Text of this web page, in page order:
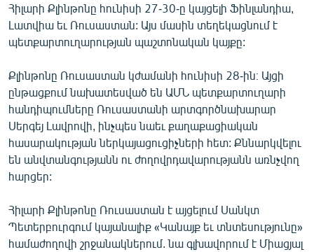
ԿՈՐՈՆԱՎԻՐՈՒՍ
ԱՐԽԻՎ
ԲԱՆԱՎԵՃ
ՁԳՏԵԼՈՎ ԼԱՎԱԳՈՒՅՆԻՆ
ՓՈԴՔԱՍԹ
Հայերեն
Русский
Հիլարի Քլինթոնը հունիսի 27-30-ը կայցելի Ֆինլանդիա,
Լատվիա եւ Ռուսաստան: Այս մասին տեղեկացնում է
պետքարտուղարության պաշտոնական կայքը:
Քլինթոնը Ռուսաստան կժամանի հունիսի 28-ին։ Այցի
ընթացքում նախատեսված են ԱՄՆ պետքարտուղարի
հանդիպումները Ռուսաստանի արտգործնախարար
Սերգեյ Լավրովի, ինչպես նաեւ քաղաքացիական
հասարակության ներկայացուցիչների հետ: Քննարկվելու
են անվտանգությանն ու ժողովրդավարությանն առնչվող
հարցեր:
Հիլարի Քլինթոնը Ռուսաստան է այցելում Սանկտ
Պետերբուրգում կայանալիք «Կանայք եւ տնտեսությունը»
համաժողովի շրջանակներում. նա գլխավորում է Միացյալ